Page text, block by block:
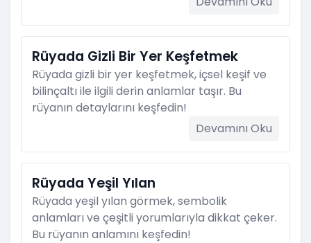
Rüyada Gizli Bir Yer Keşfetmek
Rüyada gizli bir yer keşfetmek, içsel keşif ve
bilinçaltı ile ilgili derin anlamlar taşır. Bu
rüyanın detaylarını keşfedin!
Devamını Oku
Rüyada Yeşil Yılan
Rüyada yeşil yılan görmek, sembolik
anlamları ve çeşitli yorumlarıyla dikkat çeker.
Bu rüyanın anlamını keşfedin!